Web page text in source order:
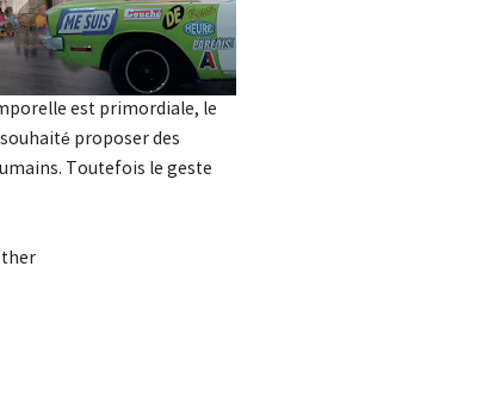
est primordiale, le
proposer des
Toutefois le geste